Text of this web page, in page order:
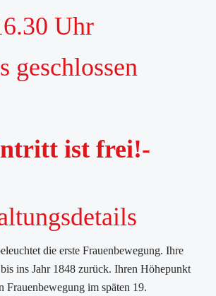
Uhr
geschlossen
ist frei!-
die erste Frauenbewegung. Ihre
ins Jahr 1848 zurück. Ihren Höhepunkt
Frauenbewegung im späten 19.